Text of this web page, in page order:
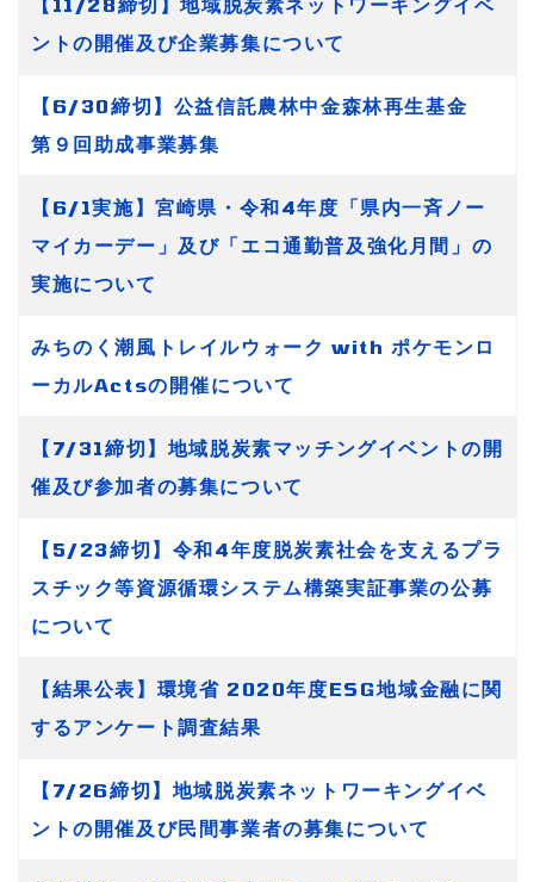
ントの開催及び企業募集について
【6/30締切】公益信託農林中金森林再生基金
第９回助成事業募集
【6/1実施】宮崎県・令和4年度「県内一斉ノー
マイカーデー」及び「エコ通勤普及強化月間」の
実施について
みちのく潮風トレイルウォーク with ポケモンロ
ーカルActsの開催について
【7/31締切】地域脱炭素マッチングイベントの開
催及び参加者の募集について
【5/23締切】令和4年度脱炭素社会を支えるプラ
スチック等資源循環システム構築実証事業の公募
について
【結果公表】環境省 2020年度ESG地域金融に関
するアンケート調査結果
【7/26締切】地域脱炭素ネットワーキングイベ
ントの開催及び民間事業者の募集について